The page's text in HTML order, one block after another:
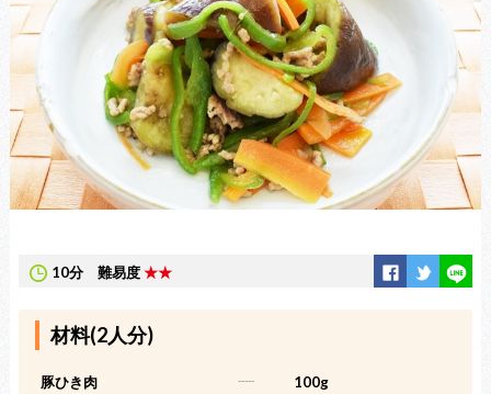
10分 難易度★★
材料(2人分)
豚ひき肉 -----
100g